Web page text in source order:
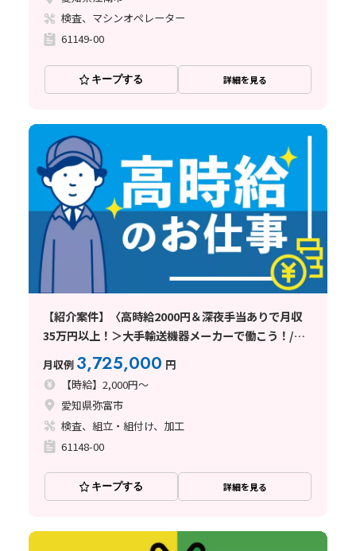
検査、マシンオペレーター
61149-00
キープする 詳細を見る
【紹介案件】〈高時給2000円＆深夜手当ありで月収
35万円以上！＞大手輸送機器メーカーで働こう！/金
山駅・近鉄富吉駅から送迎バスあり/1R寮完備で全国
からの応募歓迎♪
月収例 3,725,000 円
【時給】2,000円～
愛知県弥富市
検査、組立・組付け、加工
61148-00
キープする 詳細を見る